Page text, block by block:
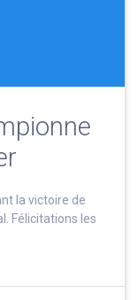
la victoire de
Félicitations les